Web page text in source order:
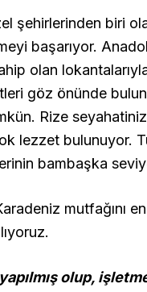
şehirlerinden biri
başarıyor.
olan
göz önünde
Rize
lezzet bulunuyor.
bambaşka
mutfağını
olup,